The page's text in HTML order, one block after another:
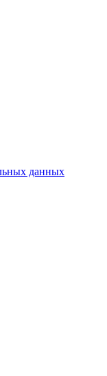
данных